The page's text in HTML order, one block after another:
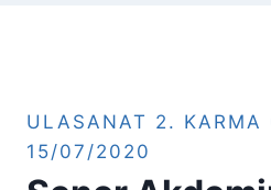
ULASANAT 2. KARMA
15/07/2020